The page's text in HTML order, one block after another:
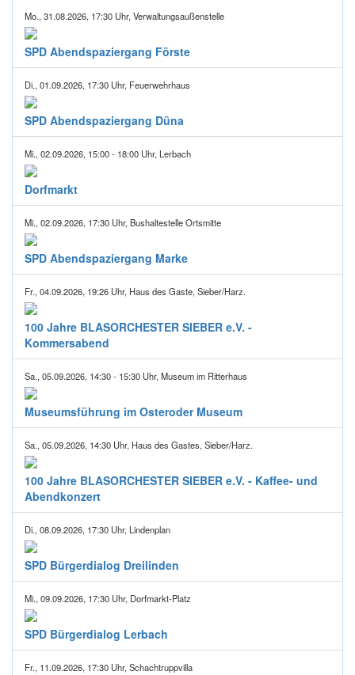
Mo., 31.08.2026, 17:30 Uhr, Verwaltungsaußenstelle
SPD Abendspaziergang Förste
Di., 01.09.2026, 17:30 Uhr, Feuerwehrhaus
SPD Abendspaziergang Düna
Mi., 02.09.2026, 15:00 - 18:00 Uhr, Lerbach
Dorfmarkt
Mi., 02.09.2026, 17:30 Uhr, Bushaltestelle Ortsmitte
SPD Abendspaziergang Marke
Fr., 04.09.2026, 19:26 Uhr, Haus des Gaste, Sieber/Harz.
100 Jahre BLASORCHESTER SIEBER e.V. -
Kommersabend
Sa., 05.09.2026, 14:30 - 15:30 Uhr, Museum im Ritterhaus
Museumsführung im Osteroder Museum
Sa., 05.09.2026, 14:30 Uhr, Haus des Gastes, Sieber/Harz.
100 Jahre BLASORCHESTER SIEBER e.V. - Kaffee- und
Abendkonzert
Di., 08.09.2026, 17:30 Uhr, Lindenplan
SPD Bürgerdialog Dreilinden
Mi., 09.09.2026, 17:30 Uhr, Dorfmarkt-Platz
SPD Bürgerdialog Lerbach
Fr., 11.09.2026, 17:30 Uhr, Schachtruppvilla